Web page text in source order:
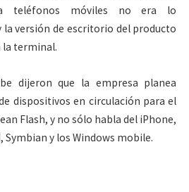
teléfonos móviles no era lo
versión de escritorio del producto
la terminal.
dijeron que la empresa planea
dispositivos en circulación para el
Flash, y no sólo habla del iPhone,
y los Windows mobile.